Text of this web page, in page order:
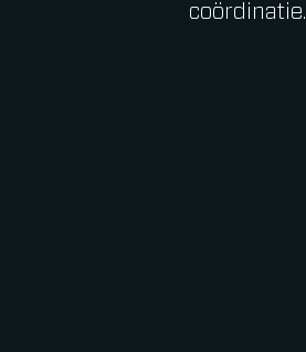
coördinatie.